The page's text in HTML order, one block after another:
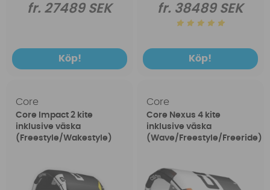
fr. 27489 SEK
Köp!
fr. 38489 SEK
Köp!
Core
Core Impact 2 kite
inklusive väska
(Freestyle/Wakestyle)
Core
Core Nexus 4 kite
inklusive väska
(Wave/Freestyle/Freeride)